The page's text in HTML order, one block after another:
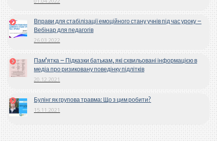
Вправи для стабілізації емоційного стану учнів під час уроку –
Вебінар для педагогів
26.03.2022
Пам’ятка – Підказки батькам, які схвильовані інформацією в
медіа про ризиковану поведінку підлітків
20.12.2021
Булінг як групова травма: Що з цим робити?
15.11.2021